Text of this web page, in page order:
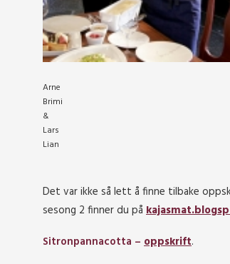
Arne
Brimi
&
Lars
Lian
Det var ikke så lett å finne tilbake
sesong 2 finner du på
Sitronpannacotta – oppskrift.